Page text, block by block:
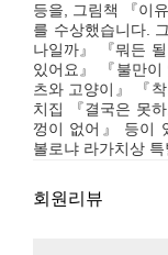
등을, 그림책 『이
를 수상했습니다.
나일까』 『뭐든
있어요』 『불만
츠와 고양이』 『
치집 『결국은 못
껑이 없어』 등이
볼로냐 라가치상
회원리뷰